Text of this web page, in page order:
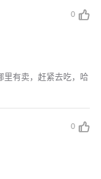
0
里有卖，赶紧去吃，哈
0